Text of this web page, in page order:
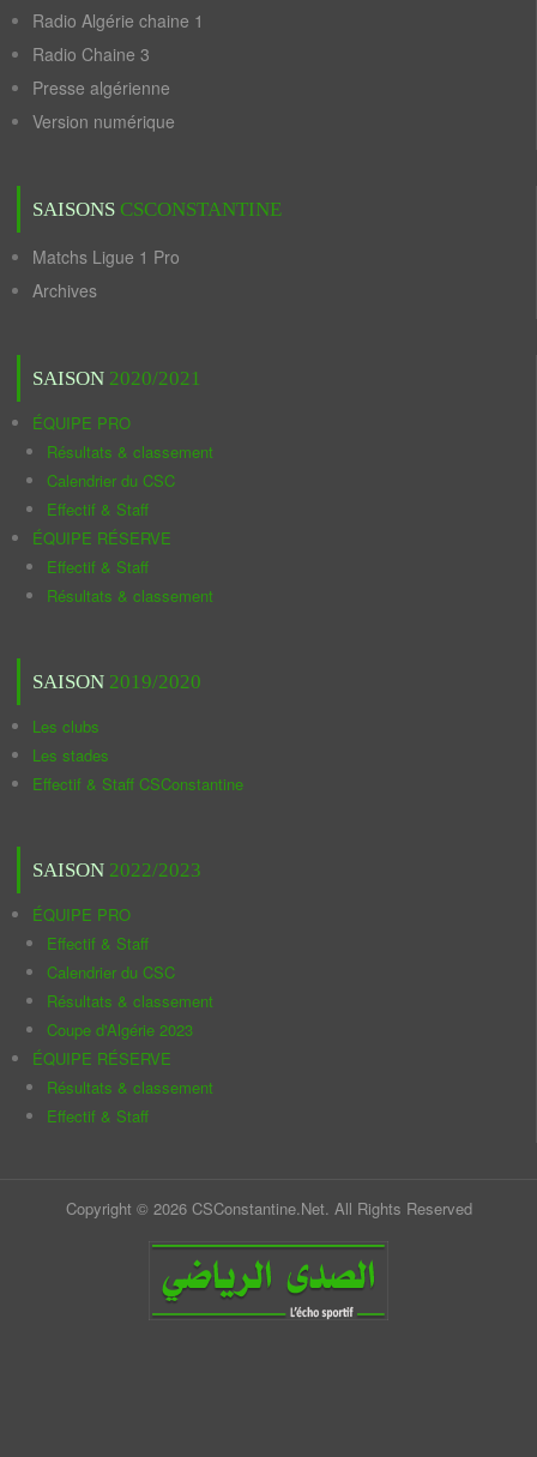
Radio Algérie chaine 1
Radio Chaine 3
Presse algérienne
Version numérique
SAISONS CSCONSTANTINE
Matchs Ligue 1 Pro
Archives
SAISON 2020/2021
ÉQUIPE PRO
Résultats & classement
Calendrier du CSC
Effectif & Staff
ÉQUIPE RÉSERVE
Effectif & Staff
Résultats & classement
SAISON 2019/2020
Les clubs
Les stades
Effectif & Staff CSConstantine
SAISON 2022/2023
ÉQUIPE PRO
Effectif & Staff
Calendrier du CSC
Résultats & classement
Coupe d'Algérie 2023
ÉQUIPE RÉSERVE
Résultats & classement
Effectif & Staff
Copyright © 2026 CSConstantine.Net. All Rights Reserved